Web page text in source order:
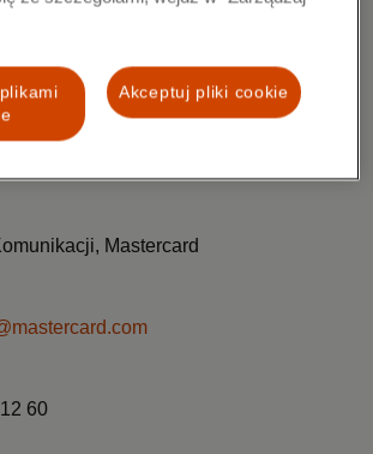
***
Marciniak
Komunikacji, Mastercard
60
Akceptuj pliki cookie